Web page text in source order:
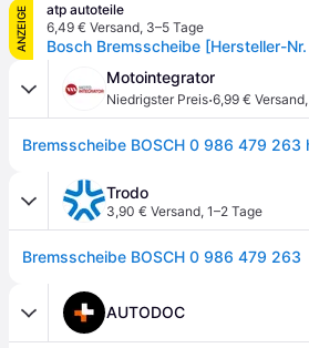
ANZEIGE
atp autoteile
6,49 € Versand, 3–5 Tage
Motointegrator
Niedrigster Preis·6,99 € Versand,
Trodo
3,90 € Versand, 1–2 Tage
Bremsscheibe BOSCH 0 986 479 263
AUTODOC